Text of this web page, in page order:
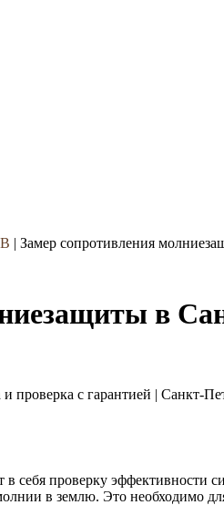
| Замер сопротивления
в
в себя проверку
в землю. Это необходимо